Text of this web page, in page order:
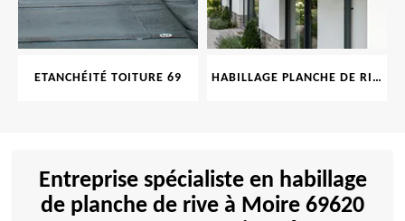
ETANCHÉITÉ TOITURE 69 HABILLAGE PLANCHE DE RIVE 69
Entreprise spécialiste en habillage
de planche de rive à Moire 69620